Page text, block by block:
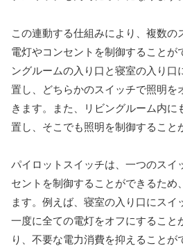
この連動する仕組みにより、複数の
電灯やコンセントを制御することが
ングルームの入り口と寝室の入り口
置し、どちらかのスイッチで照明を
きます。また、リビングルーム内に
置し、そこでも照明を制御すること
パイロットスイッチは、一つのスイ
セントを制御することができるため
ます。例えば、寝室の入り口にスイ
一度に全ての電灯をオフにすること
り、不要な電力消費を抑えることが